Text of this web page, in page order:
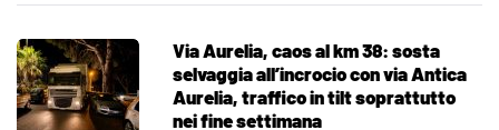
Via Aurelia, caos al km 38: sosta
selvaggia all’incrocio con via Antica
Aurelia, traffico in tilt soprattutto
nei fine settimana